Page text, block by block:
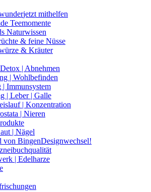
jetzt mithelfen
Teemomente
Naturwissen
& feine Nüsse
& Kräuter
| Abnehmen
| Wohlbefinden
| Immunsystem
| Leber | Galle
| Konzentration
| Nieren
| Nägel
von BingenDesignwechsel!
| Edelharze